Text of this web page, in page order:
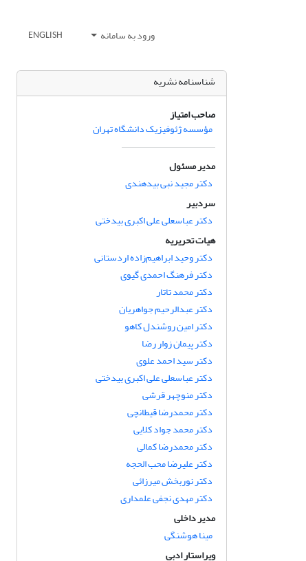
ورود به سامانه ENGLISH
شناسنامه نشریه
صاحب امتیاز
مؤسسه ژئوفیزیک دانشگاه تهران
مدیر مسئول
دکتر مجید نبی بیدهندی
سردبیر
دکتر عباسعلی علی اکبری بیدختی
هیات تحریریه
دکتر وحید ابراهیم‌زاده اردستانی
دکتر فرهنگ احمدی گیوی
دکتر محمد تاتار
دکتر عبدالرحیم جواهریان
دکتر امین روشندل کاهو
دکتر پیمان زوار رضا
دکتر سید احمد علوی
دکتر عباسعلی علی اکبری بیدختی
دکتر منوچهر قرشی
دکتر محمدرضا قیطانچی
دکتر محمد جواد کلایی
دکتر محمدرضا کمالی
دکتر علیرضا محب الحجه
دکتر نوربخش میرزائی
دکتر مهدی نجفی علمداری
مدیر داخلی
مینا هوشنگی
ویراستار ادبی